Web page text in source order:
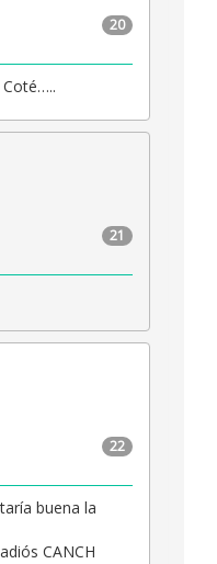
20
21
22
buena la
CANCH